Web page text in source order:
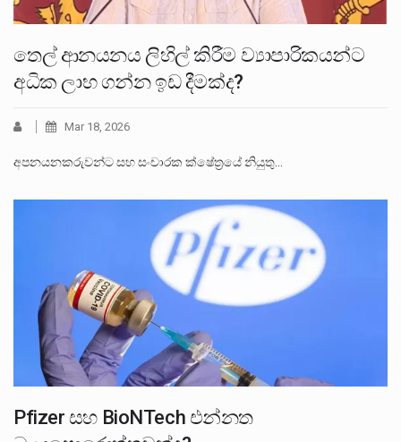
තෙල් ආනයනය ලිහිල් කිරීම ව්‍යාපාරිකයන්ට
අධික ලාභ ගන්න ඉඩ දීමක්ද?
Mar 18, 2026
අපනයනකරුවන්ට සහ සංචාරක ක්ෂේත්‍රයේ නියුතු…
Pfizer සහ BioNTech එන්නත